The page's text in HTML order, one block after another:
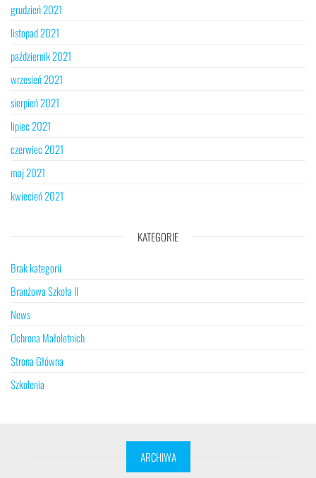
grudzień 2021
listopad 2021
październik 2021
wrzesień 2021
sierpień 2021
lipiec 2021
czerwiec 2021
maj 2021
kwiecień 2021
KATEGORIE
Brak kategorii
Branżowa Szkoła II
News
Ochrona Małoletnich
Strona Główna
Szkolenia
ARCHIWA